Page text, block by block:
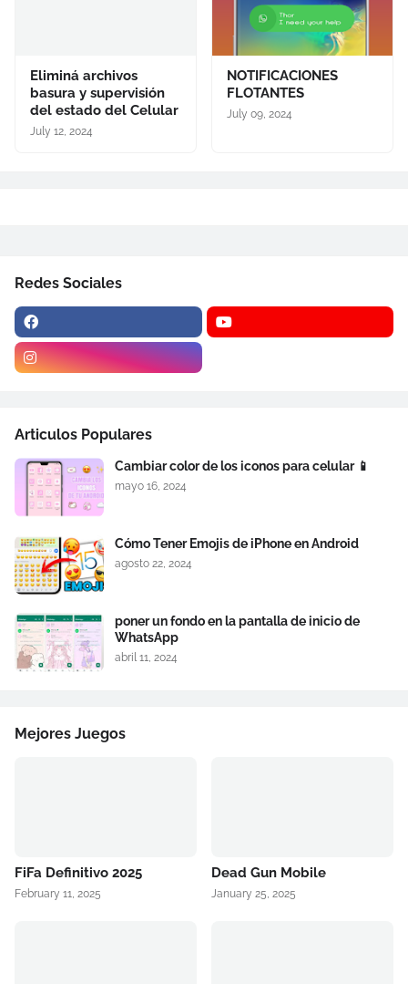
Eliminá archivos
basura y supervisión
del estado del Celular
July 12, 2024
NOTIFICACIONES
FLOTANTES
July 09, 2024
Redes Sociales
Articulos Populares
Cambiar color de los iconos para celular 📱
mayo 16, 2024
Cómo Tener Emojis de iPhone en Android
agosto 22, 2024
poner un fondo en la pantalla de inicio de
WhatsApp
abril 11, 2024
Mejores Juegos
FiFa Definitivo 2025
February 11, 2025
Dead Gun Mobile
January 25, 2025